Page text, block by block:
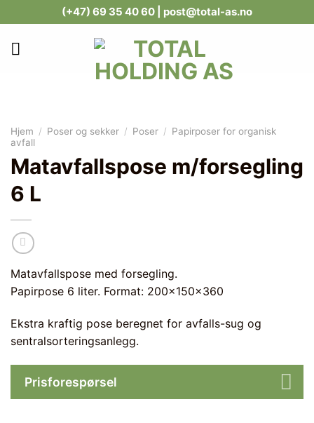
to
content
(+47) 69 35 40 60 | post@total-as.no
Hjem / Poser og sekker / Poser / Papirposer for organisk
avfall
Matavfallspose m/forsegling
6 L
Matavfallspose med forsegling.
Papirpose 6 liter. Format: 200x150x360
Ekstra kraftig pose beregnet for avfalls-sug og
sentralsorteringsanlegg.
Prisforespørsel